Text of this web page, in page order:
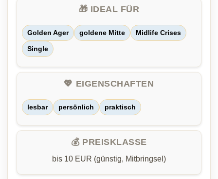
🎁 IDEAL FÜR
Golden Ager goldene Mitte Midlife Crises
Single
💖 EIGENSCHAFTEN
lesbar persönlich praktisch
💰 PREISKLASSE
bis 10 EUR (günstig, Mitbringsel)